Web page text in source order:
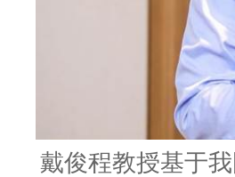
戴俊程教授基于